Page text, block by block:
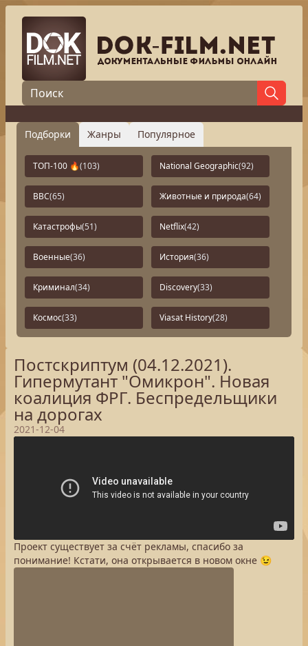
Подборки Жанры Популярное
ТОП-100 🔥(103) National Geographic(92)
BBC(65) Животные и природа(64)
Катастрофы(51) Netflix(42)
Военные(36) История(36)
Криминал(34) Discovery(33)
Космос(33) Viasat History(28)
Постскриптум (04.12.2021).
Гипермутант "Омикрон". Новая
коалиция ФРГ. Беспредельщики
на дорогах
2021-12-04
Проект существует за счёт рекламы, спасибо за
понимание! Кстати, она открывается в новом окне 😉